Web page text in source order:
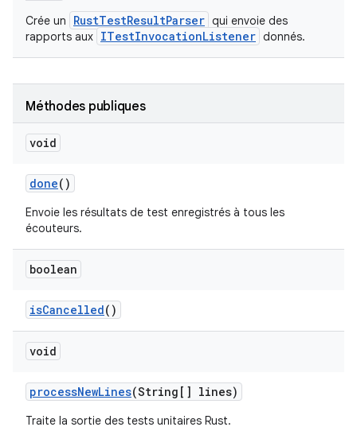
Crée un RustTestResultParser qui envoie des
rapports aux ITestInvocationListener donnés.
Méthodes publiques
void
done()
Envoie les résultats de test enregistrés à tous les
écouteurs.
boolean
isCancelled()
void
processNewLines(String[] lines)
Traite la sortie des tests unitaires Rust.